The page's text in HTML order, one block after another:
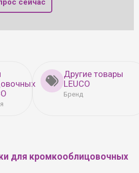
сейчас
Другие товары
LEUCO
Бренд
для кромкооблицовочных